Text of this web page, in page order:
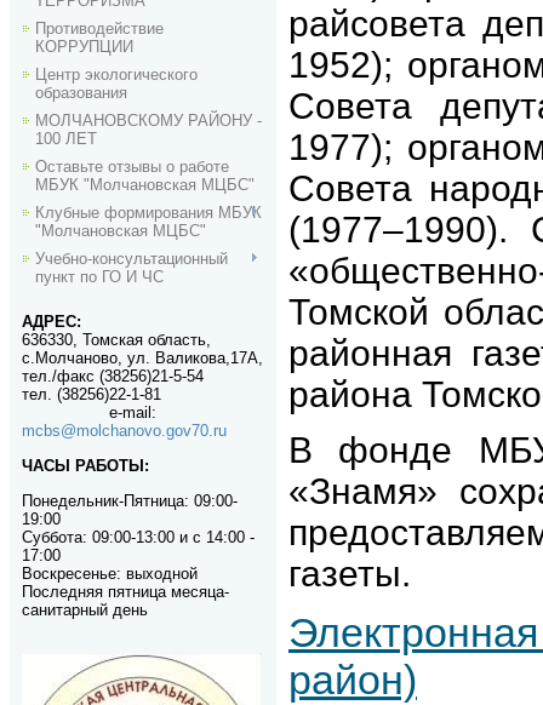
Противодействие
КОРРУПЦИИ
Центр экологического
образования
МОЛЧАНОВСКОМУ РАЙОНУ -
100 ЛЕТ
Оставьте отзывы о работе
МБУК "Молчановская МЦБС"
Клубные формирования МБУК
"Молчановская МЦБС"
Учебно-консультационный
пункт по ГО И ЧС
АДРЕС:
636330, Томская область,
с.Молчаново, ул. Валикова,17А,
тел./факс (38256)21-5-54
тел. (38256)22-1-81
e-mail :
mcbs@molchanovo.gov70.ru
ЧАСЫ РАБОТЫ:
Понедельник-Пятница: 09:00-
19:00
Суббота: 09:00-13:00 и с 14:00 -
17:00
Воскресенье: выходной
Последняя пятница месяца-
санитарный день
райсовета
1952);
Совета
1977);
Совета
(1977–1990).
Томской
районная
района
В фонде
«Знамя»
газеты.
район)